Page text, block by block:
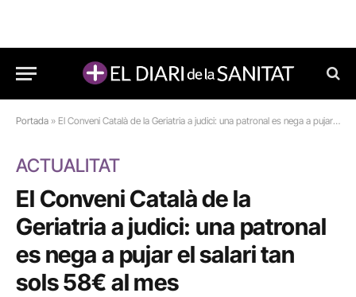
Portada » El Conveni Català de la Geriatria a judici: una patronal es nega a pujar el salari tan sols 58€ al mes
ACTUALITAT
El Conveni Català de la
Geriatria a judici: una patronal
es nega a pujar el salari tan
sols 58€ al mes